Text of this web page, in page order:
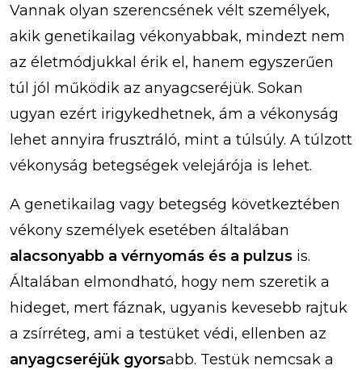
Vannak olyan szerencsének vélt személyek,
akik genetikailag vékonyabbak, mindezt nem
az életmódjukkal érik el, hanem egyszerűen
túl jól működik az anyagcseréjük. Sokan
ugyan ezért irigykedhetnek, ám a vékonyság
lehet annyira frusztráló, mint a túlsúly. A túlzott
vékonyság betegségek velejárója is lehet.
A genetikailag vagy betegség következtében
vékony személyek esetében általában
alacsonyabb a vérnyomás és a pulzus is.
Általában elmondható, hogy nem szeretik a
hideget, mert fáznak, ugyanis kevesebb rajtuk
a zsírréteg, ami a testüket védi, ellenben az
anyagcseréjük gyorsabb. Testük nemcsak a